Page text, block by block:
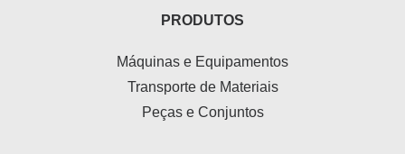
PRODUTOS
Máquinas e Equipamentos
Transporte de Materiais
Peças e Conjuntos